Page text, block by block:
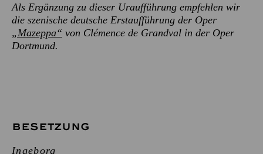
Als Ergänzung zu dieser Uraufführung empfehlen wir
die szenische deutsche Erstaufführung der Oper
„Mazeppa“ von Clémence de Grandval in der Oper
Dortmund.
BESETZUNG
Ingeborg